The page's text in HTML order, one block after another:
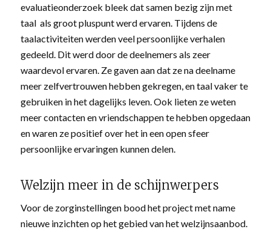
evaluatieonderzoek bleek dat samen bezig zijn met
taal als groot pluspunt werd ervaren. Tijdens de
taalactiviteiten werden veel persoonlijke verhalen
gedeeld. Dit werd door de deelnemers als zeer
waardevol ervaren. Ze gaven aan dat ze na deelname
meer zelfvertrouwen hebben gekregen, en taal vaker te
gebruiken in het dagelijks leven. Ook lieten ze weten
meer contacten en vriendschappen te hebben opgedaan
en waren ze positief over het in een open sfeer
persoonlijke ervaringen kunnen delen.
Welzijn meer in de schijnwerpers
Voor de zorginstellingen bood het project met name
nieuwe inzichten op het gebied van het welzijnsaanbod.